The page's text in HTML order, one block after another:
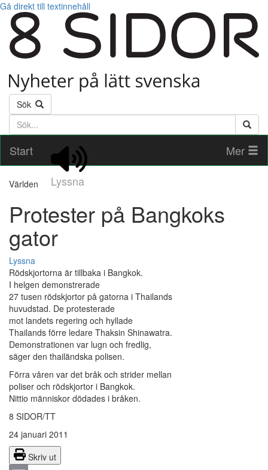
Gå direkt till textinnehåll
Sök
Söktext
Start
Lyssna
Mer
Världen
Protester på Bangkoks
gator
Lyssna
Rödskjortorna är tillbaka i Bangkok.
I helgen demonstrerade
27 tusen rödskjortor på gatorna i Thailands
huvudstad. De protesterade
mot landets regering och hyllade
Thailands förre ledare Thaksin Shinawatra.
Demonstrationen var lugn och fredlig,
säger den thailändska polisen.
Förra våren var det bråk och strider mellan
poliser och rödskjortor i Bangkok.
Nittio människor dödades i bråken.
8 SIDOR/TT
24 januari 2011
Skriv ut